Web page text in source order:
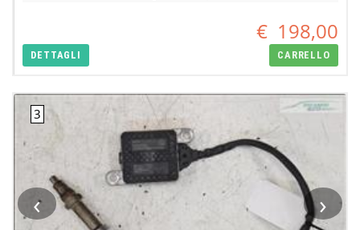
€ 198,00
DETTAGLI CARRELLO
‹ ›